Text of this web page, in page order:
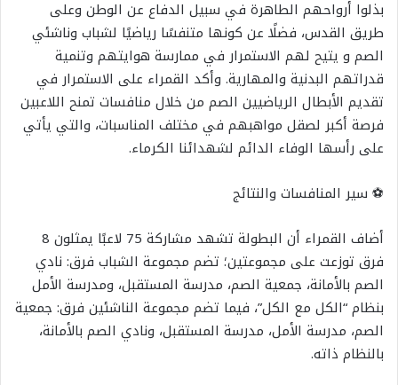
بذلوا أرواحهم الطاهرة في سبيل الدفاع عن الوطن وعلى
طريق القدس، فضلًا عن كونها متنفسًا رياضيًا لشباب وناشئي
الصم و يتيح لهم الاستمرار في ممارسة هوايتهم وتنمية
قدراتهم البدنية والمهارية. وأكد القمراء على الاستمرار في
تقديم الأبطال الرياضيين الصم من خلال منافسات تمنح اللاعبين
فرصة أكبر لصقل مواهبهم في مختلف المناسبات، والتي يأتي
على رأسها الوفاء الدائم لشهدائنا الكرماء.
⚽ سير المنافسات والنتائج
أضاف القمراء أن البطولة تشهد مشاركة 75 لاعبًا يمثلون 8
فرق توزعت على مجموعتين؛ تضم مجموعة الشباب فرق: نادي
الصم بالأمانة، جمعية الصم، مدرسة المستقبل، ومدرسة الأمل
بنظام “الكل مع الكل”، فيما تضم مجموعة الناشئين فرق: جمعية
الصم، مدرسة الأمل، مدرسة المستقبل، ونادي الصم بالأمانة،
بالنظام ذاته.